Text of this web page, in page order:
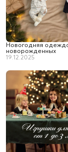
Новогодняя
новорожденных
19.12.2025